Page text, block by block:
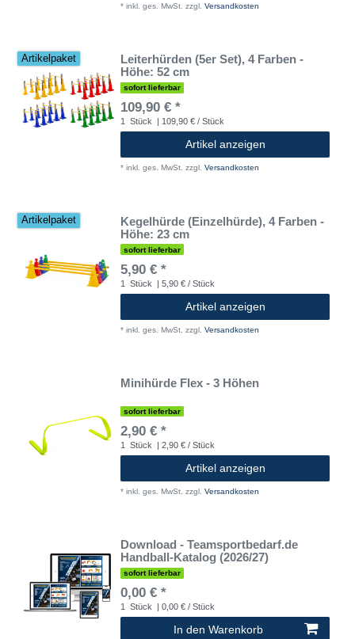
* inkl. ges. MwSt. zzgl. Versandkosten
Artikelpaket
Leiterhürden (5er Set), 4 Farben -
Höhe: 52 cm
sofort lieferbar
109,90 € *
1 Stück | 109,90 € / Stück
Artikel anzeigen
* inkl. ges. MwSt. zzgl. Versandkosten
Artikelpaket
Kegelhürde (Einzelhürde), 4 Farben -
Höhe: 23 cm
sofort lieferbar
5,90 € *
1 Stück | 5,90 € / Stück
Artikel anzeigen
* inkl. ges. MwSt. zzgl. Versandkosten
Minihürde Flex - 3 Höhen
sofort lieferbar
2,90 € *
1 Stück | 2,90 € / Stück
Artikel anzeigen
* inkl. ges. MwSt. zzgl. Versandkosten
Download - Teamsportbedarf.de
Handball-Katalog (2026/27)
sofort lieferbar
0,00 € *
1 Stück | 0,00 € / Stück
In den Warenkorb